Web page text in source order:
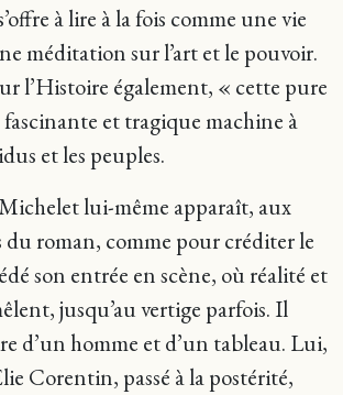
à lire à la fois comme une vie
méditation sur l’art et le pouvoir.
l’Histoire également, « cette pure
et tragique machine à
et les peuples.
lui-même apparaît, aux
du roman, comme pour créditer le
son entrée en scène, où réalité et
jusqu’au vertige parfois. Il
d’un homme et d’un tableau. Lui,
Corentin, passé à la postérité,